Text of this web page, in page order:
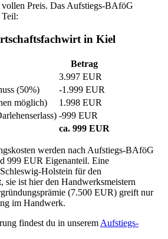
Preis. Das Aufstiegs-BAföG
Teil:
in Kiel
Betrag
3.997 EUR
(50%)
-1.999 EUR
möglich)
1.998 EUR
-999 EUR
ca. 999 EUR
werden nach Aufstiegs-BAföG
999 EUR Eigenanteil. Eine
Holstein für den
sie ist hier den Handwerksmeistern
(7.500 EUR) greift nur
im Handwerk.
findest du in unserem Aufstiegs-